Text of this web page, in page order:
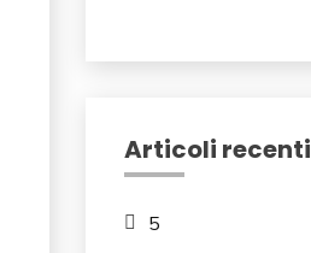
Articoli recenti
5